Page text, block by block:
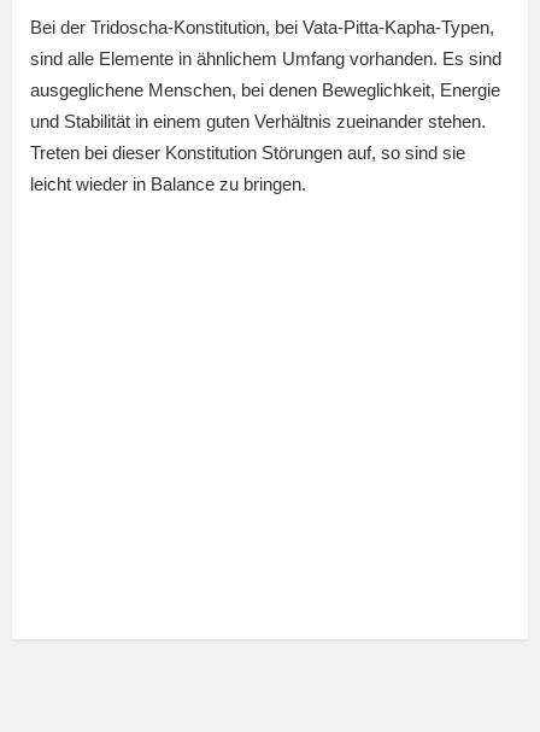
Bei der Tridoscha-Konstitution, bei Vata-Pitta-Kapha-Typen,
sind alle Elemente in ähnlichem Umfang vorhanden. Es sind
ausgeglichene Menschen, bei denen Beweglichkeit, Energie
und Stabilität in einem guten Verhältnis zueinander stehen.
Treten bei dieser Konstitution Störungen auf, so sind sie
leicht wieder in Balance zu bringen.